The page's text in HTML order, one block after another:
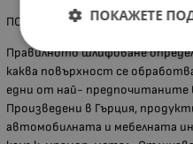
ПОВЕЧЕ ЗА ГРУПАТА ПРОДУКТИ
Правилното шлифоване
каква повърхност се
едни от най- предпочитаните
Произведени в Гърция,
автомобилната и мебелната
ПОКАЖЕТЕ